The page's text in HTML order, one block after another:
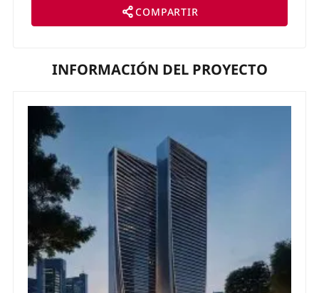
COMPARTIR
INFORMACIÓN DEL PROYECTO